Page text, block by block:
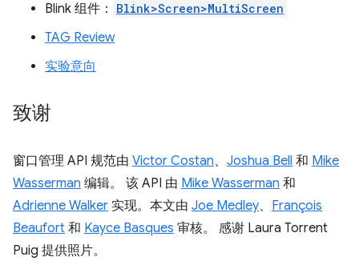
Blink 组件：
Blink>Screen>MultiScreen
TAG Review
实验意向
致谢
窗口管理 API 规范由 Victor Costan、 Joshua Bell 和 Mike
Wasserman 编辑。 该 API 由 Mike Wasserman 和
Adrienne Walker 实现。本文由 Joe Medley、 François
Beaufort 和 Kayce Basques 审核。 感谢 Laura Torrent
Puig 提供照片。